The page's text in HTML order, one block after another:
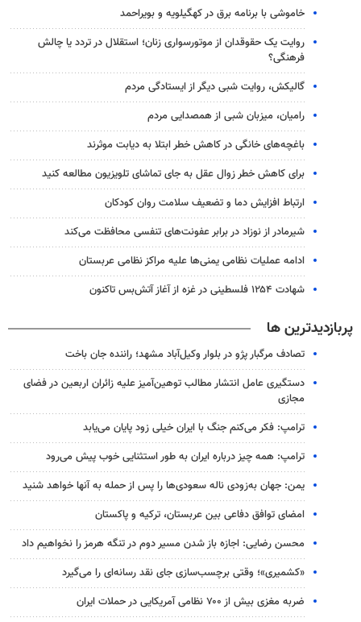
خاموشی با برنامه برق در کهگیلویه و بویراحمد
روایت یک حقوقدان از موتورسواری زنان؛ استقلال در تردد یا چالش
فرهنگی؟
گالیکش، روایت شبی دیگر از ایستادگی مردم
رامیان، میزبان شبی از همصدایی مردم
باغچه‌های خانگی در کاهش خطر ابتلا به دیابت موثرند
برای کاهش خطر زوال عقل به جای تماشای تلویزیون مطالعه کنید
ارتباط افزایش دما و تضعیف سلامت روان کودکان
شیرمادر از نوزاد در برابر عفونت‌های تنفسی محافظت می‌کند
ادامه عملیات نظامی یمنی‌ها علیه مراکز نظامی عربستان
شهادت ۱۲۵۴ فلسطینی در غزه از آغاز آتش‌بس تاکنون
پربازدیدترین ها
تصادف مرگبار پژو در بلوار وکیل‌آباد مشهد؛ راننده جان باخت
دستگیری عامل انتشار مطالب توهین‌آمیز علیه زائران اربعین در فضای
مجازی
ترامپ: فکر می‌کنم جنگ با ایران خیلی زود پایان می‌یابد
ترامپ: همه چیز درباره ایران به طور استثنایی خوب پیش می‌رود
یمن: جهان به‌زودی ناله سعودی‌ها را پس از حمله به آنها خواهد شنید
امضای توافق دفاعی بین عربستان، ترکیه و پاکستان
محسن رضایی: اجازه باز شدن مسیر دوم در تنگه هرمز را نخواهیم داد
«کشمیری»؛ وقتی برچسب‌سازی جای نقد رسانه‌ای را می‌گیرد
ضربه مغزی بیش از ۷۰۰ نظامی آمریکایی در حملات ایران